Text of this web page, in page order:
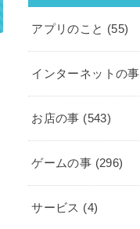
アプリのこと (55)
インターネットの事
お店の事 (543)
ゲームの事 (296)
サービス (4)